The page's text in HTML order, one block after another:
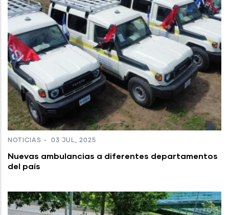
NOTICIAS - 03 JUL, 2025
Nuevas ambulancias a diferentes departamentos
del país